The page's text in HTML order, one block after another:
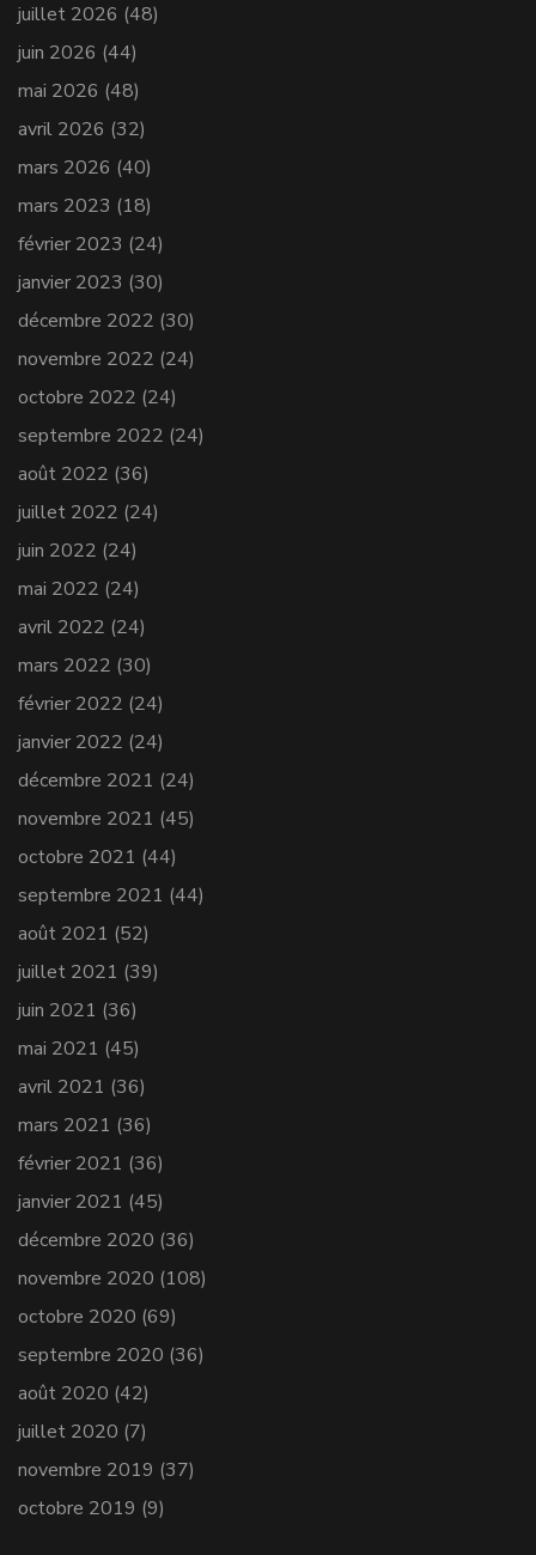
juillet 2026 (48)
juin 2026 (44)
mai 2026 (48)
avril 2026 (32)
mars 2026 (40)
mars 2023 (18)
février 2023 (24)
janvier 2023 (30)
décembre 2022 (30)
novembre 2022 (24)
octobre 2022 (24)
septembre 2022 (24)
août 2022 (36)
juillet 2022 (24)
juin 2022 (24)
mai 2022 (24)
avril 2022 (24)
mars 2022 (30)
février 2022 (24)
janvier 2022 (24)
décembre 2021 (24)
novembre 2021 (45)
octobre 2021 (44)
septembre 2021 (44)
août 2021 (52)
juillet 2021 (39)
juin 2021 (36)
mai 2021 (45)
avril 2021 (36)
mars 2021 (36)
février 2021 (36)
janvier 2021 (45)
décembre 2020 (36)
novembre 2020 (108)
octobre 2020 (69)
septembre 2020 (36)
août 2020 (42)
juillet 2020 (7)
novembre 2019 (37)
octobre 2019 (9)